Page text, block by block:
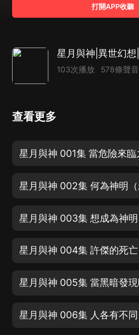
打開APP收聽
103次播放 578條聲音
查看更多